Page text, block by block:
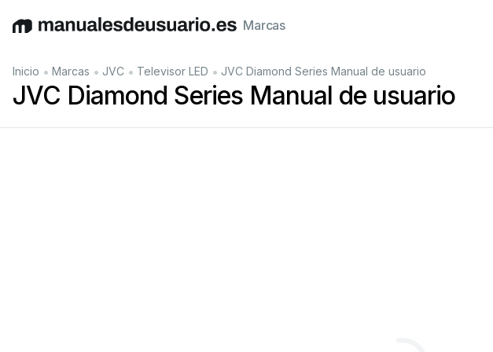
EnglishDeutschEspañolItaliano Français
Marcas
Inicio • Marcas • JVC • Televisor LED • JVC Diamond Series Manual de usuario
JVC Diamond Series Manual de usuario